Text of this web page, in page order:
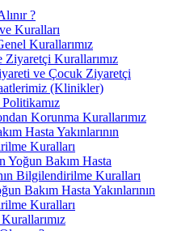
?
Kuralları
Kurallarımız
Ziyaretçi Kurallarımız
ve Çocuk Ziyaretçi
(Klinikler)
Politikamız
Korunma Kurallarımız
Hasta Yakınlarının
Kuralları
Yoğun Bakım Hasta
Bilgilendirilme Kuralları
Bakım Hasta Yakınlarının
Kuralları